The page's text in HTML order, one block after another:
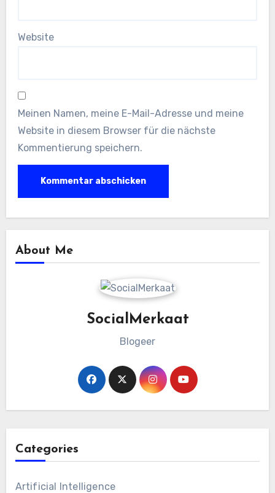
Website
Meinen Namen, meine E-Mail-Adresse und meine
Website in diesem Browser für die nächste
Kommentierung speichern.
About Me
SocialMerkaat
Blogeer
Categories
Artificial Intelligence